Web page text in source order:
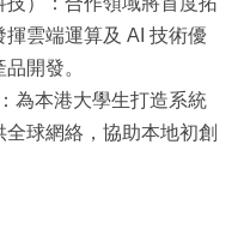
雲端運算及 AI 技術優
開發。
為本港大學生打造系統
球網絡，協助本地初創